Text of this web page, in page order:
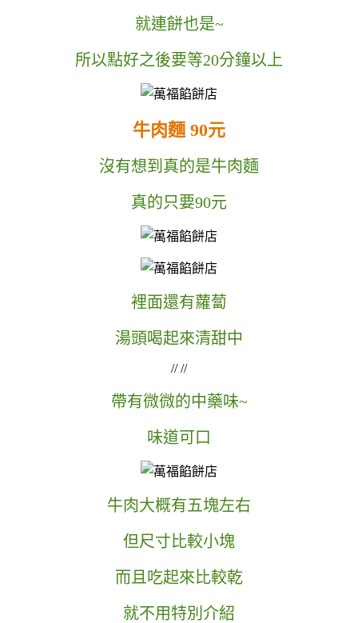
就連餅也是~
所以點好之後要等20分鐘以上
牛肉麵 90元
沒有想到真的是牛肉麵
真的只要90元
裡面還有蘿蔔
湯頭喝起來清甜中
// //
帶有微微的中藥味~
味道可口
牛肉大概有五塊左右
但尺寸比較小塊
而且吃起來比較乾
就不用特別介紹